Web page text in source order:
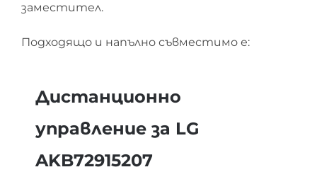
заместител.
Подходящо и напълно съвместимо е:
Дистанционно
управление за LG
AKB72915207